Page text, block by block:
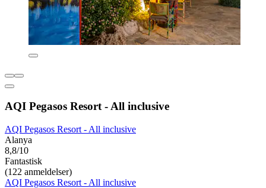
AQI Pegasos Resort - All inclusive
AQI Pegasos Resort - All inclusive
Alanya
8,8/10
Fantastisk
(122 anmeldelser)
AQI Pegasos Resort - All inclusive